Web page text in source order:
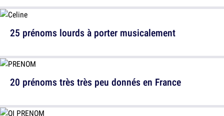
20 prénoms très très peu donnés en France
25 prénoms lourds à porter musicalement